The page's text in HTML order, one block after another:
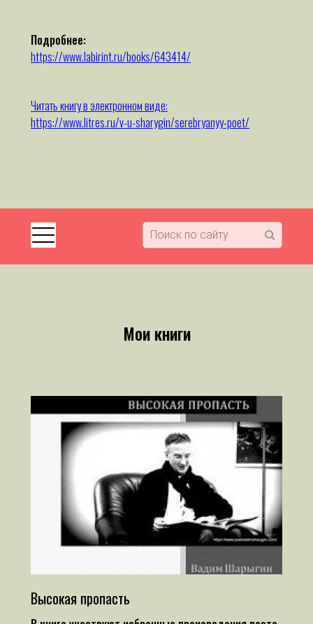
Подробнее:
https://www.labirint.ru/books/643414/
Читать книгу в электронном виде:
https://www.litres.ru/v-u-sharygin/serebryanyy-poet/
Мои книги
Высокая пропасть